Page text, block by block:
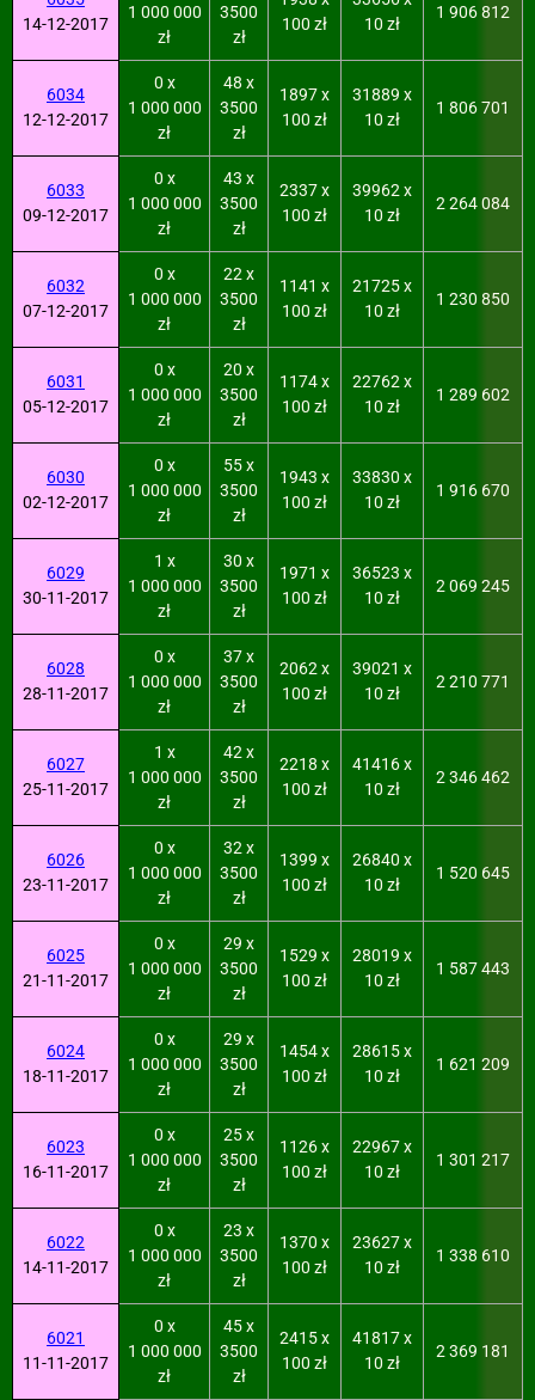
14-12-2017
1 000 000
zł
3500
zł
100 zł
10 zł
1 906 812
6034
12-12-2017
0 x
1 000 000
zł
48 x
3500
zł
1897 x
100 zł
31889 x
10 zł
1 806 701
6033
09-12-2017
0 x
1 000 000
zł
43 x
3500
zł
2337 x
100 zł
39962 x
10 zł
2 264 084
6032
07-12-2017
0 x
1 000 000
zł
22 x
3500
zł
1141 x
100 zł
21725 x
10 zł
1 230 850
6031
05-12-2017
0 x
1 000 000
zł
20 x
3500
zł
1174 x
100 zł
22762 x
10 zł
1 289 602
6030
02-12-2017
0 x
1 000 000
zł
55 x
3500
zł
1943 x
100 zł
33830 x
10 zł
1 916 670
6029
30-11-2017
1 x
1 000 000
zł
30 x
3500
zł
1971 x
100 zł
36523 x
10 zł
2 069 245
6028
28-11-2017
0 x
1 000 000
zł
37 x
3500
zł
2062 x
100 zł
39021 x
10 zł
2 210 771
6027
25-11-2017
1 x
1 000 000
zł
42 x
3500
zł
2218 x
100 zł
41416 x
10 zł
2 346 462
6026
23-11-2017
0 x
1 000 000
zł
32 x
3500
zł
1399 x
100 zł
26840 x
10 zł
1 520 645
6025
21-11-2017
0 x
1 000 000
zł
29 x
3500
zł
1529 x
100 zł
28019 x
10 zł
1 587 443
6024
18-11-2017
0 x
1 000 000
zł
29 x
3500
zł
1454 x
100 zł
28615 x
10 zł
1 621 209
6023
16-11-2017
0 x
1 000 000
zł
25 x
3500
zł
1126 x
100 zł
22967 x
10 zł
1 301 217
6022
14-11-2017
0 x
1 000 000
zł
23 x
3500
zł
1370 x
100 zł
23627 x
10 zł
1 338 610
6021
11-11-2017
0 x
1 000 000
zł
45 x
3500
zł
2415 x
100 zł
41817 x
10 zł
2 369 181